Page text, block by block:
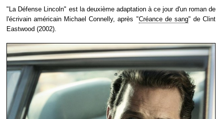
"La Défense Lincoln" est la deuxième adaptation à ce jour d'un roman de
l'écrivain américain Michael Connelly, après "Créance de sang" de Clint
Eastwood (2002).